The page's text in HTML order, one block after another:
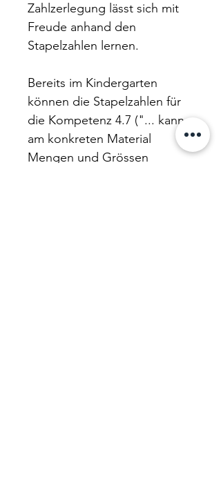
Zahlzerlegung lässt sich mit
Freude anhand den
Stapelzahlen lernen.
Bereits im Kindergarten
können die Stapelzahlen für
die Kompetenz 4.7 ("... kann
am konkreten Material
Mengen und Grössen